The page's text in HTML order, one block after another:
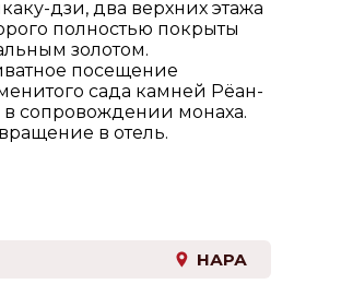
дзи, два верхних этажа
полностью покрыты
золотом.
посещение
сада камней Рёан-
в сопровождении монаха.
в отель.
НАРА